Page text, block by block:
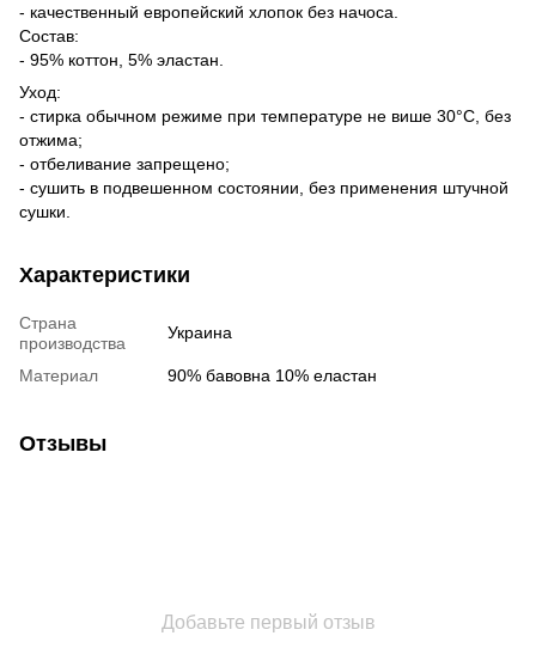
- качественный европейский хлопок без начоса.
Состав:
- 95% коттон, 5% эластан.
Уход:
- стирка обычном режиме при температуре не више 30°C, без
отжима;
- отбеливание запрещено;
- сушить в подвешенном состоянии, без применения штучной
сушки.
Характеристики
Страна
производства
Украина
Материал 90% бавовна 10% еластан
Отзывы
Добавьте первый отзыв